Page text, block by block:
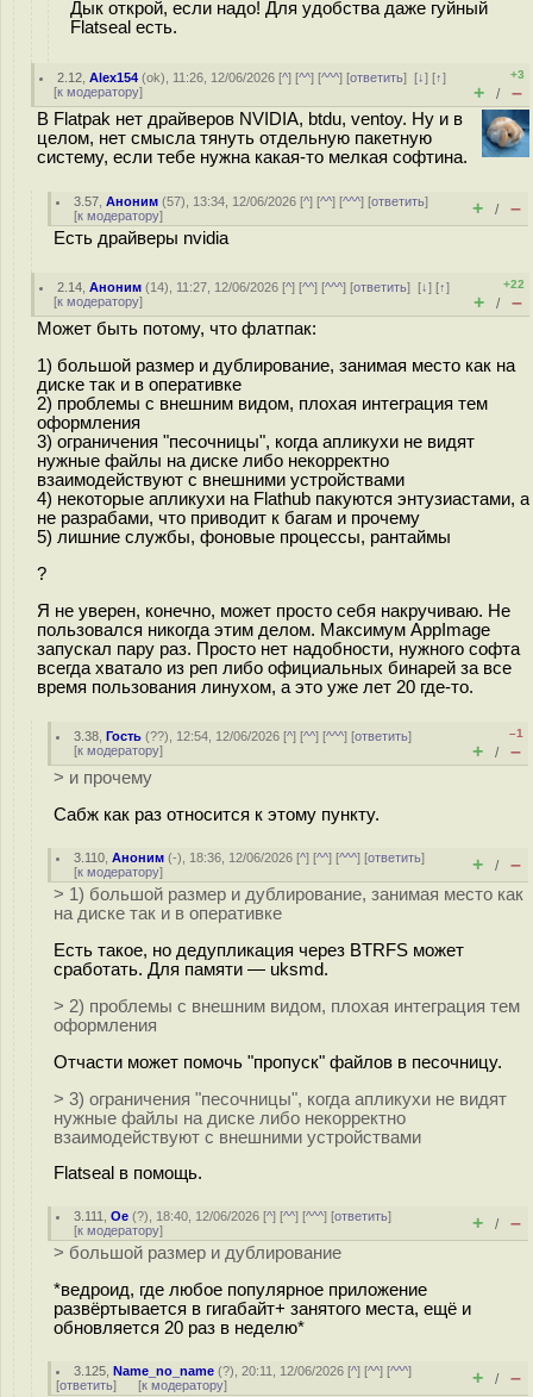
Дык открой, если надо! Для удобства даже гуйный
Flatseal есть.
2.12 ,Alex154 (ok), 11:26, 12/06/2026 [^] [^^] [^^^] [ответить][↓] [↑]
[к модератору]
+3
+ / –
В Flatpak нет драйверов NVIDIA, btdu, ventoy. Ну и в
целом, нет смысла тянуть отдельную пакетную
систему, если тебе нужна какая-то мелкая софтина.
3.57 ,Аноним (57), 13:34, 12/06/2026 [^] [^^] [^^^] [ответить]
[к модератору] + / –
Есть драйверы nvidia
2.14 ,Аноним (14), 11:27, 12/06/2026 [^] [^^] [^^^] [ответить][↓] [↑]
[к модератору]
+22
+ / –
Может быть потому, что флатпак:
1) большой размер и дублирование, занимая место как на
диске так и в оперативке
2) проблемы с внешним видом, плохая интеграция тем
оформления
3) ограничения "песочницы", когда апликухи не видят
нужные файлы на диске либо некорректно
взаимодействуют с внешними устройствами
4) некоторые апликухи на Flathub пакуются энтузиастами, а
не разрабами, что приводит к багам и прочему
5) лишние службы, фоновые процессы, рантаймы
?
Я не уверен, конечно, может просто себя накручиваю. Не
пользовался никогда этим делом. Максимум AppImage
запускал пару раз. Просто нет надобности, нужного софта
всегда хватало из реп либо официальных бинарей за все
время пользования линухом, а это уже лет 20 где-то.
3.38 ,Гость (??), 12:54, 12/06/2026 [^] [^^] [^^^] [ответить]
[к модератору]
–1
+ / –
> и прочему
Сабж как раз относится к этому пункту.
3.110 ,Аноним (-), 18:36, 12/06/2026 [^] [^^] [^^^] [ответить]
[к модератору] + / –
> 1) большой размер и дублирование, занимая место как
на диске так и в оперативке
Есть такое, но дедупликация через BTRFS может
сработать. Для памяти — uksmd.
> 2) проблемы с внешним видом, плохая интеграция тем
оформления
Отчасти может помочь "пропуск" файлов в песочницу.
> 3) ограничения "песочницы", когда апликухи не видят
нужные файлы на диске либо некорректно
взаимодействуют с внешними устройствами
Flatseal в помощь.
3.111 ,Oe (?), 18:40, 12/06/2026 [^] [^^] [^^^] [ответить]
[к модератору] + / –
> большой размер и дублирование
*ведроид, где любое популярное приложение
развёртывается в гигабайт+ занятого места, ещё и
обновляется 20 раз в неделю*
3.125 ,Name_no_name (?), 20:11, 12/06/2026 [^] [^^] [^^^]
[ответить] [к модератору] + / –